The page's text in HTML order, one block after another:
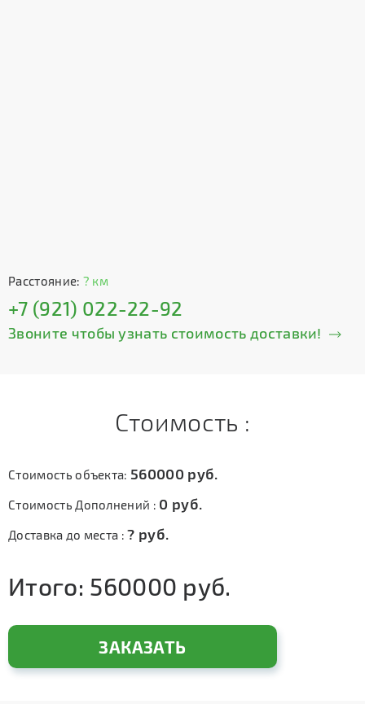
Расстояние: ? км
+7 (921) 022-22-92
Звоните чтобы узнать стоимость доставки!
Стоимость :
Стоимость объекта: 560000 руб.
Стоимость Дополнений : 0 руб.
Доставка до места :? руб.
Итого: 560000 руб.
ЗАКАЗАТЬ